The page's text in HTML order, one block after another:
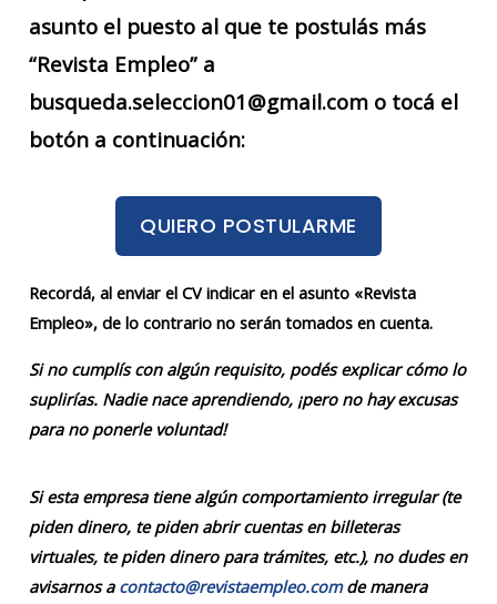
asunto el puesto al que te postulás más
“Revista Empleo” a
busqueda.seleccion01@gmail.com o tocá el
botón a continuación:
QUIERO POSTULARME
Recordá, al enviar el CV indicar en el asunto «Revista
Empleo», de lo contrario no serán tomados en cuenta.
Si no cumplís con algún requisito, podés explicar cómo lo
suplirías. Nadie nace aprendiendo, ¡pero no hay excusas
para no ponerle voluntad!
Si esta empresa tiene algún comportamiento irregular (te
piden dinero, te piden abrir cuentas en billeteras
virtuales, te piden dinero para trámites, etc.), no dudes en
avisarnos a contacto@revistaempleo.comde manera